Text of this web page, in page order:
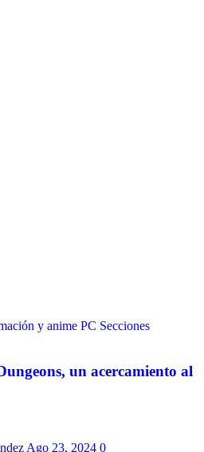
y anime PC Secciones
un acercamiento al
Ago 23, 2024 0